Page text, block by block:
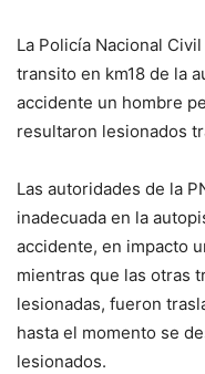
La Policía Nacional
transito en km18 de la
accidente un hombre
resultaron lesionados
Las autoridades de la
inadecuada en la
accidente, en impacto
mientras que las otras
lesionadas, fueron
hasta el momento se
lesionados.